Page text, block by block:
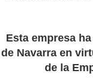
Esta empresa
de Navarra en
de la